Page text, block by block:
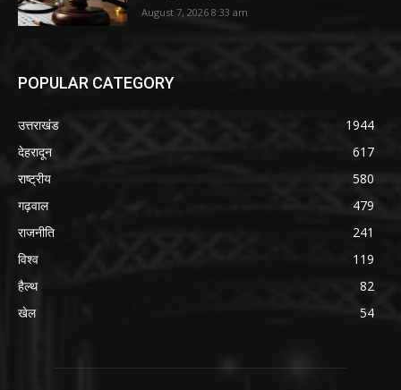
August 7, 2026 8:33 am
POPULAR CATEGORY
उत्तराखंड
1944
देहरादून
617
राष्ट्रीय
580
गढ़वाल
479
राजनीति
241
विश्व
119
हैल्थ
82
खेल
54